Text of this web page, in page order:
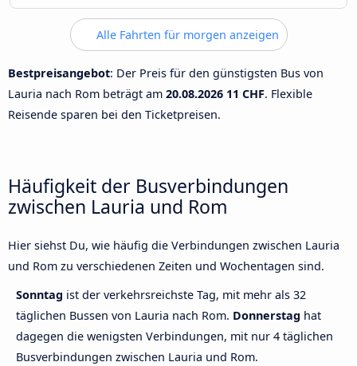
Alle Fahrten für morgen anzeigen
Bestpreisangebot: Der Preis für den günstigsten Bus von
Lauria nach Rom beträgt am 20.08.2026 11 CHF. Flexible
Reisende sparen bei den Ticketpreisen.
Häufigkeit der Busverbindungen
zwischen Lauria und Rom
Hier siehst Du, wie häufig die Verbindungen zwischen Lauria
und Rom zu verschiedenen Zeiten und Wochentagen sind.
Sonntag ist der verkehrsreichste Tag, mit mehr als 32
täglichen Bussen von Lauria nach Rom. Donnerstag hat
dagegen die wenigsten Verbindungen, mit nur 4 täglichen
Busverbindungen zwischen Lauria und Rom.